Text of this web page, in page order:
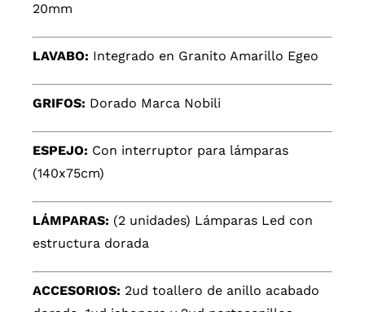
20mm
LAVABO: Integrado en Granito Amarillo Egeo
GRIFOS: Dorado Marca Nobili
ESPEJO: Con interruptor para lámparas
(140x75cm)
LÁMPARAS: (2 unidades) Lámparas Led con
estructura dorada
ACCESORIOS: 2ud toallero de anillo acabado